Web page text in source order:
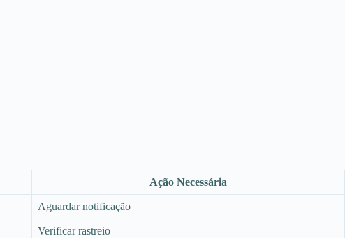
Ação Necessária
Aguardar notificação
Verificar rastreio